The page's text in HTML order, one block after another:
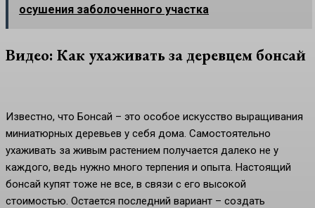
осушения заболоченного участка
Видео: Как ухаживать за деревцем бонсай
Известно, что Бонсай – это особое искусство выращивания
миниатюрных деревьев у себя дома. Самостоятельно
ухаживать за живым растением получается далеко не у
каждого, ведь нужно много терпения и опыта. Настоящий
бонсай купят тоже не все, в связи с его высокой
стоимостью. Остается последний вариант – создать